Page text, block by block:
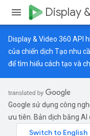
Display
Display & Video 360 API
của chiến dịch Tạo nhu
để tìm hiểu cách tạo và
Google sử dụng công
ưu tiên. Bản dịch bằng AI